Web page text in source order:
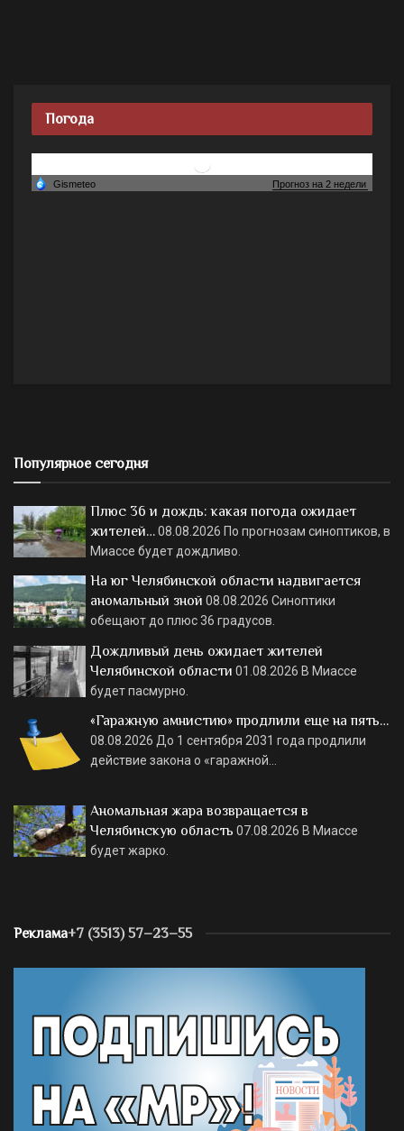
Погода
Популярное сегодня
Плюс 36 и дождь: какая погода ожидает
жителей…08.08.2026 По прогнозам синоптиков, в
Миассе будет дождливо.
На юг Челябинской области надвигается
аномальный зной 08.08.2026 Синоптики
обещают до плюс 36 градусов.
Дождливый день ожидает жителей
Челябинской области 01.08.2026 В Миассе
будет пасмурно.
«Гаражную амнистию» продлили еще на пять…
08.08.2026 До 1 сентября 2031 года продлили
действие закона о «гаражной…
Аномальная жара возвращается в
Челябинскую область 07.08.2026 В Миассе
будет жарко.
Реклама+7 (3513) 57–23–55